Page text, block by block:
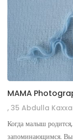
MAMA
, 35 Abdulla Kaxxar
Когда малыш
запоминающимся. Вы